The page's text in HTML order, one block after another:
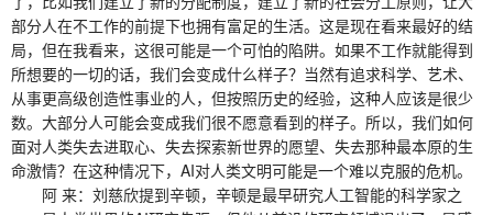
部分人在不工作的前提下也拥有富足的生活。这是现在看来最好的结
局，但在我看来，这很可能是一个可怕的陷阱。如果不工作就能得到
所想要的一切的话，我们会变成什么样子？当然有追求科学、艺术、
从事更高级创造性事业的人，但按照历史的经验，这种人应该是很少
数。大部分人可能会变成我们很不愿意看到的样子。所以，我们如何
面对人类失去进取心、失去探索新世界的愿望、失去那种最本原的生
命激情？在这种情况下，AI对人类文明可能是一个难以克服的危机。
阿 来：刘慈欣提到辛顿，辛顿是最早研究人工智能的科学家之